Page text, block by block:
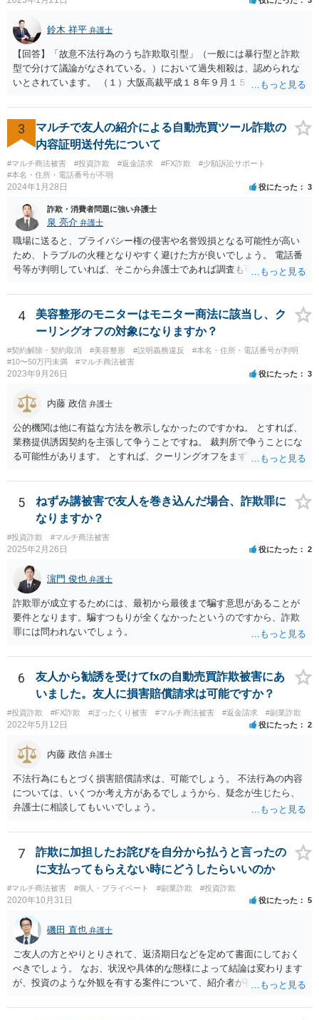
鈴木 祥平 弁護士
【回答】「故意不法行為のうち詐欺取引型」（一般には暴行型と詐欺
型で分けて議論がなされている。）において過失相殺は、認められな
いとされています。 （１）大阪高裁平成１８年９月１５日裁判例 裁判
相殺は、本来文字通り過失のある当事者同士の損害の公平な分担調整
のための法制度であり、元来故意の不法行為の場合にはなじまないも
のというべきである。なぜなら、故意の不法行為は、加害者が悪意を
もって一方的に被害者に対して仕掛けるものであり、根本的に被害者
に生じた痛みをともに分け合うための基盤を欠く上、取引的不法行為
における加害者の故意は、通常、被害者の落ち度或いは弱み、不意、
らにつけ込むものであるから、被害者が加害者の思惑どおりに落ち度
等を示したからといって、これをもって被害者の過失と評価し、被害
者の加害者に対する損害賠償から被害者の落ち度等相当分を減額する
ことにすれば必ず不法行為の成果をその分確保することができること
になるが、そのような事態を容認することは、結果として、不法行為
るにも似て、明らかに正義と法の精神に反するからである。したがっ
て、故意の不法行為の場合、特段の事情がない限り、被害者の落ち度
等を過失と評価して損害額の減額事由とすることは許されない。」と
判示した。 （２）東京高等裁判所平成３０年５月２３日裁判例 裁判所
は、「故意ある不法行為（詐欺行為）に対する過失相殺の適用」につ
いて「本件のような故意による不法行為であって犯罪成立可能性すら
あるものによる被害について、過失相殺をすることは、極力避けるべ
きである。・・・過失相殺は、当事者間の公平を図るため、損害賠償
の額を定めるに当たって、被害者の過失を考慮する制度であるとこ
ろ、第１審被告らの不法行為は、故意による違法な詐欺行為であっ
て、このような場合に、被害者である第１審原告らの損害額を減額す
ることは、加害者である第１審被告らに対し、故意に違法な手段で取
資詐欺（ポンジスキーム）等の事例においては、相手方が故意に騙し
た事案であれば、過失相殺の主張は封じられることになります。
3
マルチで友人の紹介による自動売買ツール詐欺の
内容証明送付先について
#マルチ商法被害 #投資詐欺 #返金請求 #FX詐欺
#少額訴訟サポート
#本名・住所・電話番号が不明
2024年1月28日 役にたった 3
詐欺・消費者問題に強い弁護士
泉 亮介 弁護士
職場に送ると、プライバシー権の侵害や名誉毀損となる可能性が高い
ため、トラブルの火種となりやすく避けた方が良いでしょう。 電話番
号等が判明していれば、そこから弁護士であれば調査も可能です。
4
美容整形のモニターはモニター商法に該当し、ク
ーリングオフの対象になりますか？
#契約解除・契約取消 #美容整形 #説明義務違反
#本名・住所・電話番号が判明
#10〜50万円未満
#マルチ商法被害
2023年9月26日 役にたった 3
内藤 政信 弁護士
公的機関は他に有益な方法を教示しなかったのですかね。 とすれば、
業務提供誘因契約を主張して争うことですね。 裁判所で争うことにな
る可能性があります。 とすれば、クーリングオフをまず実行すること
5
ねずみ講被害で友人を巻き込んだ場合、詐欺罪に
なりますか？
#投資詐欺 #マルチ商法被害
2025年2月26日 役にたった 2
濵門 俊也 弁護士
詐欺罪が成立するためには、最初から最後まで騙す意思があることが
要件となります。騙すつもりが全くなかったというのですから、詐欺
罪には問われないでしょう。
6
友人から勧誘を受けてfxの自動売買詐欺被害にあ
いました。友人に損害賠償請求は可能ですか？
#投資詐欺 #FX詐欺 #ぼったくり被害 #マルチ商法被害 #返金請求 #副業詐欺
2022年5月12日 役にたった 2
内藤 政信 弁護士
不法行為にもとづく損害賠償請求は、可能でしょう。 不法行為の内容
については、いくつか考え方があるでしょうから、疑念が生じたら、
弁護士に相談してもいいでしょう。
7
詐欺に加担したお詫びを自分から払うと言ったの
に支払ってもらえない時にどうしたらいいのか
#マルチ商法被害 #個人・プライベート #副業詐欺 #投資詐欺
2020年10月31日 役にたった 5
磯田 直也 弁護士
ご友人の方とやりとりされて、返済期日などを定めて書面にしておく
べきでしょう。 なお、状況や具体的な態様によって結論は変わります
が、投資のような外観を有する案件について、紹介者が被紹介者に対